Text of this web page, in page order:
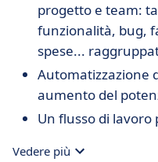
progetto e team:
funzionalità, bug,
spese...
Automatizzazione
aumento del
Un flusso di
Vedere più